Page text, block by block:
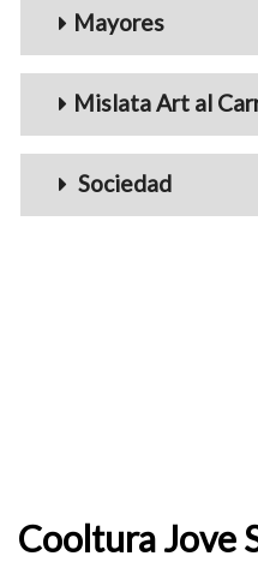
Mayores
Mislata Art al
Sociedad
Cooltura Jove